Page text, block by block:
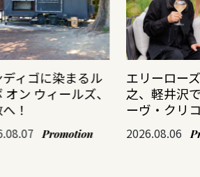
ィゴに染まるル
オン ウィールズ、
！
Promotion
エリーロー
之、軽井沢
ーヴ・クリ
2026.08.06